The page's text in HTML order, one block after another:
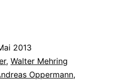
2013
, Walter Mehring
Oppermann,